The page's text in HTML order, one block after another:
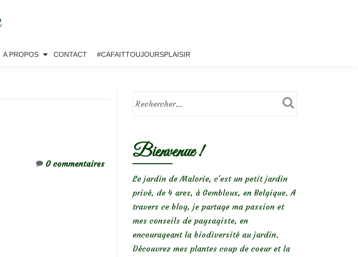
A PROPOS CONTACT #CAFAITTOUJOURSPLAISIR
0 commentaires
Bienvenue !
Le jardin de Malorie, c'est un petit jardin
privé, de 4 ares, à Gembloux, en Belgique. A
travers ce blog, je partage ma passion et
mes conseils de paysagiste, en
encourageant la biodiversité au jardin.
Découvrez mes plantes coup de coeur et la